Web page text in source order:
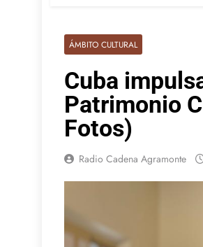
ÁMBITO CULTURAL
Cuba
Patrimonio
Fotos)
Radio Cadena Agramonte